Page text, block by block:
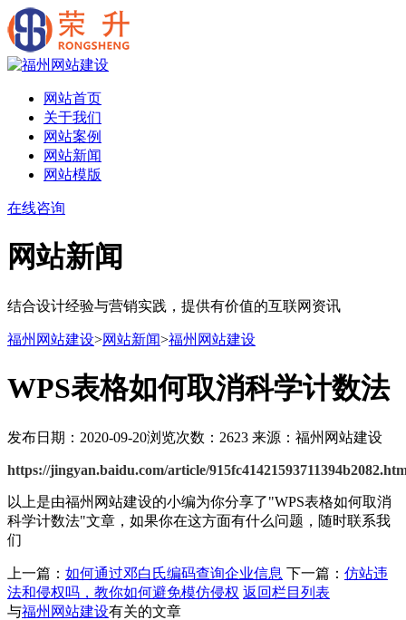
网站首页
关于我们
网站案例
网站新闻
网站模版
在线咨询
网站新闻
结合设计经验与营销实践，提供有价值的互联网资讯
福州网站建设>网站新闻>福州网站建设
WPS表格如何取消科学计数法
发布日期：2020-09-20浏览次数：2623 来源：福州网站建设
https://jingyan.baidu.com/article/
以上是由福州网站建设的小编为你分享了"WPS表格如何取消
科学计数法"文章，如果你在这方面有什么问题，随时联系我
们
上一篇： 如何通过邓白氏编码查询企业信息 下一篇： 仿站违
法和侵权吗，教你如何避免模仿侵权 返回栏目列表
与福州网站建设有关的文章